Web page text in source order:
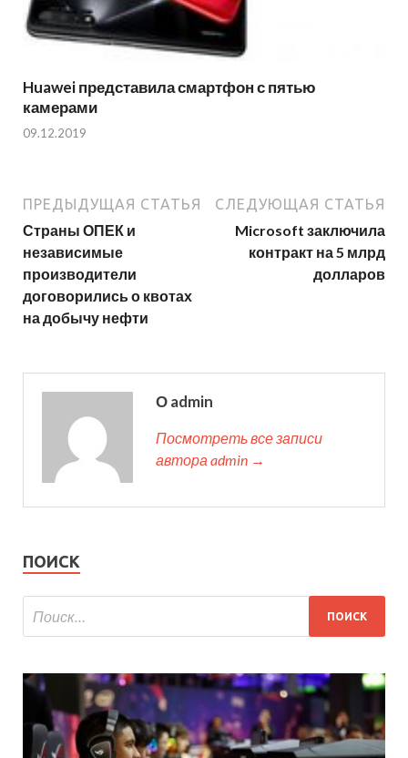
Huawei представила смартфон с пятью
камерами
09.12.2019
ПРЕДЫДУЩАЯ СТАТЬЯ
Страны ОПЕК и
независимые
производители
договорились о квотах
на добычу нефти
СЛЕДУЮЩАЯ СТАТЬЯ
Microsoft заключила
контракт на 5 млрд
долларов
О admin
Посмотреть все записи
автора admin →
ПОИСК